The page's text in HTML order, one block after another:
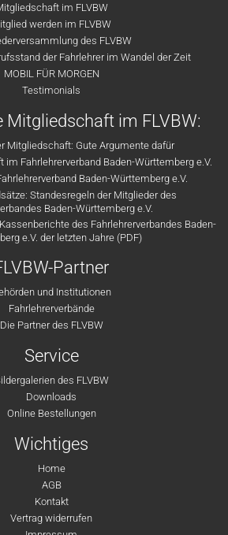
im FLVBW
werden im FLVBW
des FLVBW
der Fahrlehrer im Wandel der Zeit
MOBIL FÜR MORGEN
Testimonials
Mitgliedschaft im FLVBW:
Mitgliedschaft: Gute Argumente dafür
Fahrlehrerverband Baden-Württemberg e.V.
Baden-Württemberg e.V.
Standesregeln der Mitglieder des
Baden-Württemberg e.V.
des Fahrlehrerverbandes Baden-
e.V. der letzten Jahre (PDF)
Partner
und Institutionen
Fahrlehrerverbände
Die Partner des FLVBW
Service
des FLVBW
Downloads
Online Bestellungen
Wichtiges
Home
AGB
Kontakt
Vertrag widerrufen